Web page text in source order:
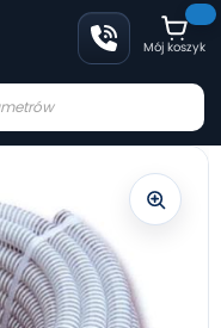
Mój koszyk